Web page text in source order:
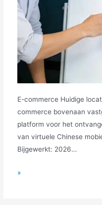
E-commerce Huidige
commerce bovenaan
platform voor het
van virtuele Chinese
Bijgewerkt: 2026…
Hoeveel
»